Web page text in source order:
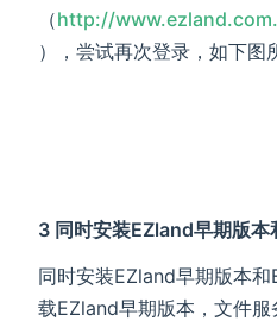
（http://
(opens new window)
），尝试再次登录，如下图
3 同时安装EZland早期版
同时安装EZland早期版本
载EZland早期版本，文件